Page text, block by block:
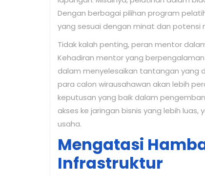
Dengan berbagai pilihan program
yang sesuai dengan minat dan potensi
Tidak kalah penting, peran mentor
Kehadiran mentor yang
dalam menyelesaikan tantangan yang
para calon wirausahawan akan lebih
keputusan yang baik dalam
akses ke jaringan bisnis yang lebih
usaha.
Mengatasi
Infrastruktur